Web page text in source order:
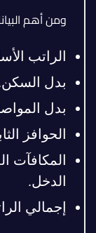
ومن أهم
الراتب
بدل
بدل
الحوافز
المكافآت
الدخل.
إجمالي